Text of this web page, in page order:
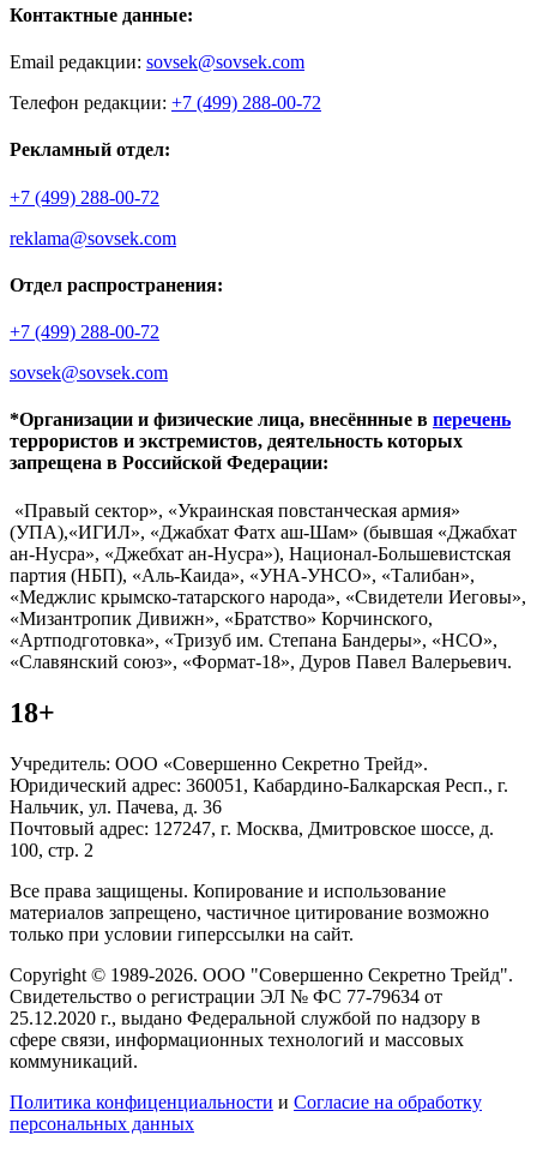
Контактные данные:
Email редакции: sovsek@sovsek.com
Телефон редакции: +7 (499) 288-00-72
Рекламный отдел:
+7 (499) 288-00-72
reklama@sovsek.com
Отдел распространения:
+7 (499) 288-00-72
sovsek@sovsek.com
*Организации и физические лица, внесённные в перечень
террористов и экстремистов, деятельность которых
запрещена в Российской Федерации:
«Правый сектор», «Украинская повстанческая армия»
(УПА),«ИГИЛ», «Джабхат Фатх аш-Шам» (бывшая «Джабхат
ан-Нусра», «Джебхат ан-Нусра»), Национал-Большевистская
партия (НБП), «Аль-Каида», «УНА-УНСО», «Талибан»,
«Меджлис крымско-татарского народа», «Свидетели Иеговы»,
«Мизантропик Дивижн», «Братство» Корчинского,
«Артподготовка», «Тризуб им. Степана Бандеры», «НСО»,
«Славянский союз», «Формат-18», Дуров Павел Валерьевич.
18+
Учредитель: ООО «Совершенно Секретно Трейд».
Юридический адрес: 360051, Кабардино-Балкарская Респ., г.
Нальчик, ул. Пачева, д. 36
Почтовый адрес: 127247, г. Москва, Дмитровское шоссе, д.
100, стр. 2
Все права защищены. Копирование и использование
материалов запрещено, частичное цитирование возможно
только при условии гиперссылки на сайт.
Copyright © 1989-2026. ООО "Совершенно Секретно Трейд".
Свидетельство о регистрации ЭЛ № ФС 77-79634 от
25.12.2020 г., выдано Федеральной службой по надзору в
сфере связи, информационных технологий и массовых
коммуникаций.
Политика конфиценциальности и Согласие на обработку
персональных данных